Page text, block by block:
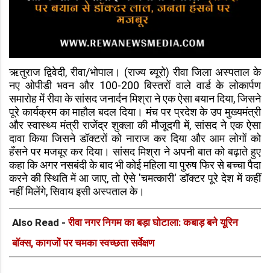
ऋतुराज द्विवेदी, रीवा/भोपाल। (राज्य ब्यूरो) रीवा जिला अस्पताल के
नए ओपीडी भवन और 100-200 बिस्तरों वाले वार्ड के लोकार्पण
समारोह में रीवा के सांसद जनार्दन मिश्रा ने एक ऐसा बयान दिया, जिसने
पूरे कार्यक्रम का माहौल बदल दिया। मंच पर प्रदेश के उप मुख्यमंत्री
और स्वास्थ्य मंत्री राजेंद्र शुक्ला की मौजूदगी में, सांसद ने एक ऐसा
दावा किया जिसने डॉक्टरों को नाराज कर दिया और आम लोगों को
हँसने पर मजबूर कर दिया। सांसद मिश्रा ने अपनी बात को बढ़ाते हुए
कहा कि अगर नसबंदी के बाद भी कोई महिला या पुरुष फिर से बच्चा पैदा
करने की स्थिति में आ जाए, तो ऐसे 'चमत्कारी' डॉक्टर पूरे देश में कहीं
नहीं मिलेंगे, सिवाय इसी अस्पताल के।
Also Read -रीवा नगर निगम का बड़ा घोटाला: कबाड़ बने यूरिन
बॉक्स, कागजों पर चमका स्वच्छता सर्वेक्षण